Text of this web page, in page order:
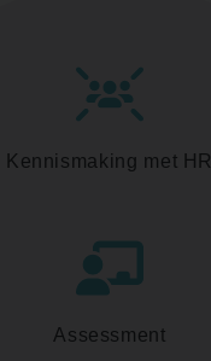
Kennismaking met HR
Assessment